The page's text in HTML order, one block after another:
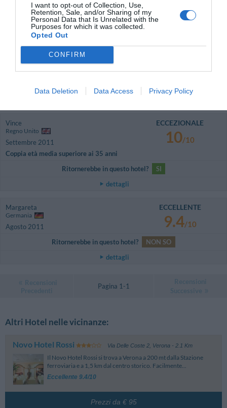
I want to opt-out of Collection, Use,
Retention, Sale, and/or Sharing of my
Personal Data that Is Unrelated with the
Purposes for which it was collected.
Opted Out
CONFIRM
Data Deletion Data Access Privacy Policy
dettagli
Svizzera 6
Vince
Regno Unito
Settembre 2011
Coppia età media superiore ai 35 anni
ECCEZIONALE
10/10
Ritornerebbe in questo hotel?
SI
dettagli
Margareta
Germania
Agosto 2011
ECCELLENTE
9.4/10
Ritornerebbe in questo hotel?
NON SO
dettagli
Pagina 1-1
Altri Hotel nelle vicinanze:
Novo Hotel Rossi Via Delle Coste 2, Verona- 2.1 Km
Il Novo Hotel Rossi si trova a Verona a 200 mt dalla Stazione
ferroviaria e a 1,5 km dal centro storico. Facilmente...
Eccellente 9.4/10
Prezzi da € 95